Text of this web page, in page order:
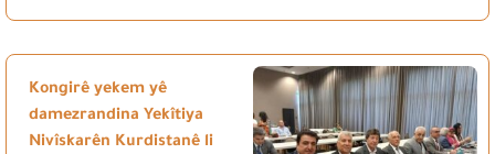
Kongirê yekem yê
damezrandina Yekîtiya
Nivîskarên Kurdistanê li